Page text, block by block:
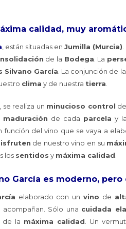
calidad, muy
, están situadas enJumilla (Murcia)
de la Bodega . La
Silvano García . La conjunción de la
clima y de nuestra tierra
, se realiza un minucioso control
maduración de cada parcela y la
función del vino que se vaya a
de nuestro vino en su
los sentidos y máxima calidad
García es moderno,
elaborado con unvino de
Sólo una cuidada
la máxima calidad. Un